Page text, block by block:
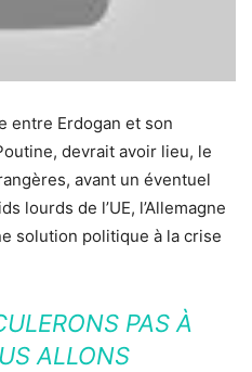
entre Erdogan et son
devrait avoir lieu, le
avant un éventuel
lourds de l’UE, l’Allemagne
solution politique à la crise
PAS À
ALLONS